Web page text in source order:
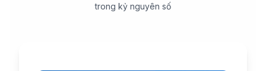
trong kỷ nguyên số